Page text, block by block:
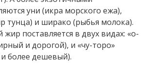
уни (икра морского ежа),
тунца) и ширако (рыбья молока).
поставляется в двух видах: «о-
и дорогой), и «чу-торо»
более дешевый).